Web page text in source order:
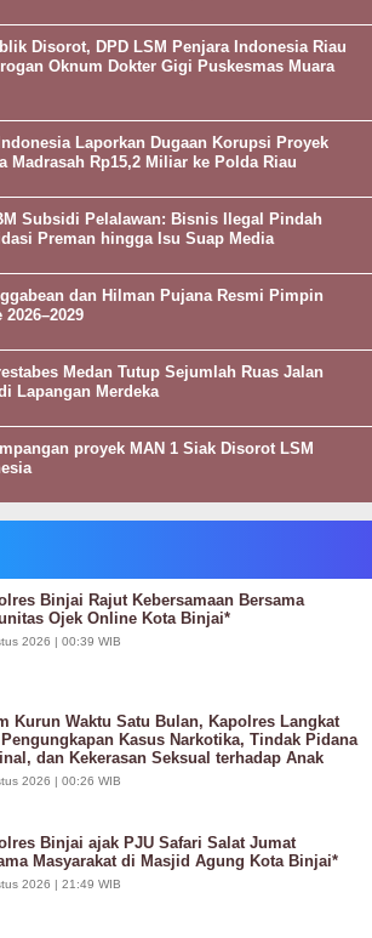
Disorot, DPD LSM Penjara Indonesia Riau
Oknum Dokter Gigi Puskesmas Muara
Laporkan Dugaan Korupsi Proyek
Madrasah Rp15,2 Miliar ke Polda Riau
Subsidi Pelalawan: Bisnis Ilegal Pindah
Preman hingga Isu Suap Media
dan Hilman Pujana Resmi Pimpin
2026–2029
Medan Tutup Sejumlah Ruas Jalan
Lapangan Merdeka
proyek MAN 1 Siak Disorot LSM
Binjai Rajut Kebersamaan Bersama
Ojek Online Kota Binjai*
2026 | 00:39 WIB
Kurun Waktu Satu Bulan, Kapolres Langkat
Kasus Narkotika, Tindak Pidana
dan Kekerasan Seksual terhadap Anak
2026 | 00:26 WIB
Binjai ajak PJU Safari Salat Jumat
Masyarakat di Masjid Agung Kota Binjai*
2026 | 21:49 WIB